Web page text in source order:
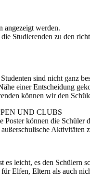
angezeigt werden.
Studierenden zu den
sind nicht ganz
einer Entscheidung
können wir den
UND CLUBS
Poster können die Schüler
außerschulische Aktivitäten
leicht, es den
Elfen, Eltern als auch